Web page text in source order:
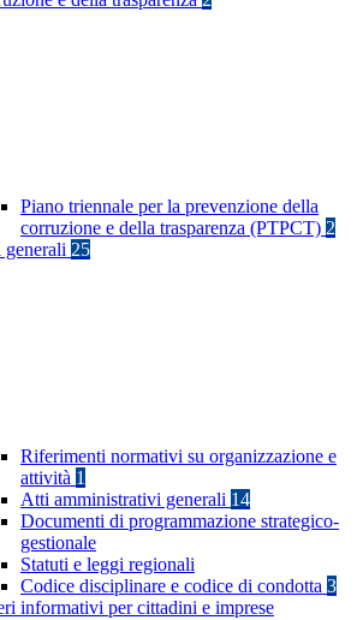
Piano triennale per la prevenzione della
corruzione e della trasparenza (PTPCT) 2
25
Riferimenti normativi su organizzazione e
attività 1
Atti amministrativi generali 14
Documenti di programmazione strategico-
gestionale
Statuti e leggi regionali
Codice disciplinare e codice di condotta 3
informativi per cittadini e imprese